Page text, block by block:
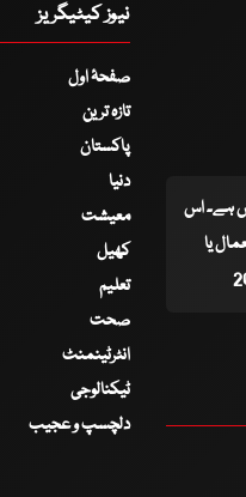
ہے۔ اس
یا
نیوز کیٹیگریز
صفحۂ اول
تازہ ترین
پاکستان
دنیا
معیشت
کھیل
تعلیم
صحت
انٹرٹینمنٹ
ٹیکنالوجی
دلچسپ و عجیب